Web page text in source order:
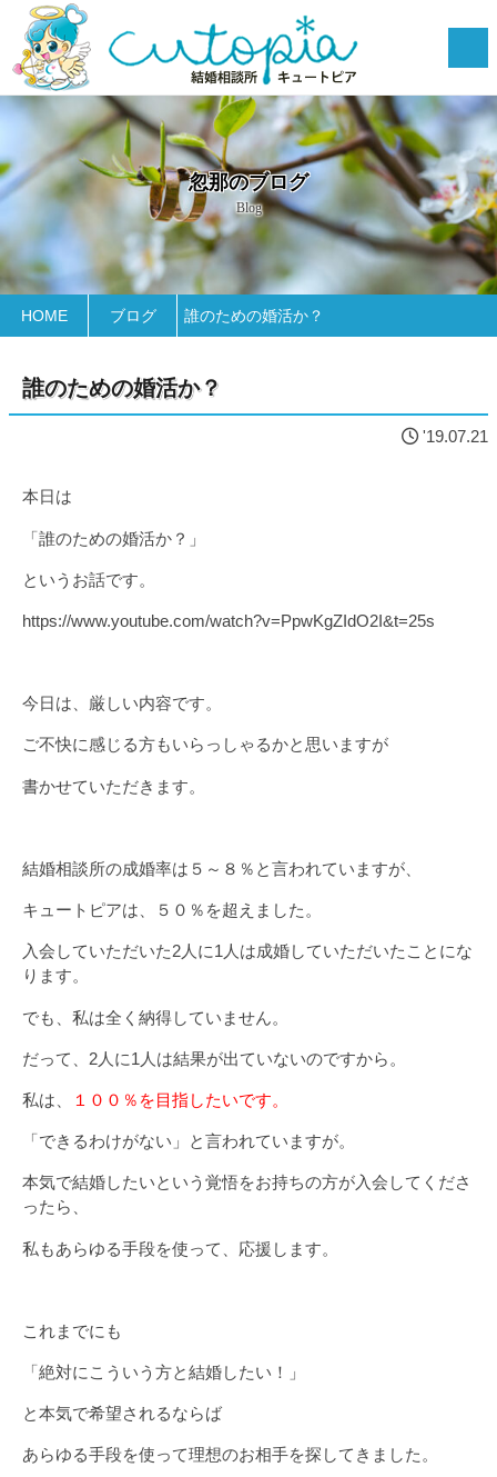
忽那のブログ
Blog
HOME ブログ 誰のための婚活か？
誰のための婚活か？
'19.07.21
本日は
「誰のための婚活か？」
というお話です。
https://www.youtube.com/watch?v=PpwKgZIdO2I&t=25s
今日は、厳しい内容です。
ご不快に感じる方もいらっしゃるかと思いますが
書かせていただきます。
結婚相談所の成婚率は５～８％と言われていますが、
キュートピアは、５０％を超えました。
入会していただいた2人に1人は成婚していただいたことにな
ります。
でも、私は全く納得していません。
だって、2人に1人は結果が出ていないのですから。
私は、 １００％を目指したいです。
「できるわけがない」と言われていますが。
本気で結婚したいという覚悟をお持ちの方が入会してくださ
ったら、
私もあらゆる手段を使って、応援します。
これまでにも
「絶対にこういう方と結婚したい！」
と本気で希望されるならば
あらゆる手段を使って理想のお相手を探してきました。